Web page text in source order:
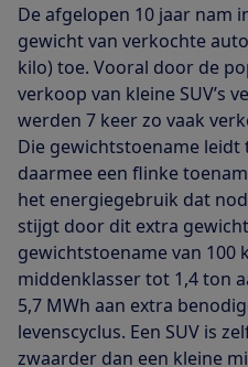
De afgelopen 10 jaar nam
gewicht van verkochte
kilo) toe. Vooral door de
verkoop van kleine SUV’s
werden 7 keer zo vaak
Die gewichtstoename
daarmee een flinke
het energiegebruik dat
stijgt door dit extra
gewichtstoename van 100
middenklasser tot 1,4 ton
5,7 MWh aan extra
levenscyclus. Een SUV is
zwaarder dan een kleine